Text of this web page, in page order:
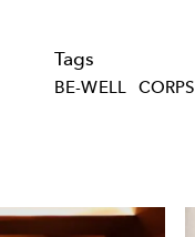
Tags
BE-WELL CORPS